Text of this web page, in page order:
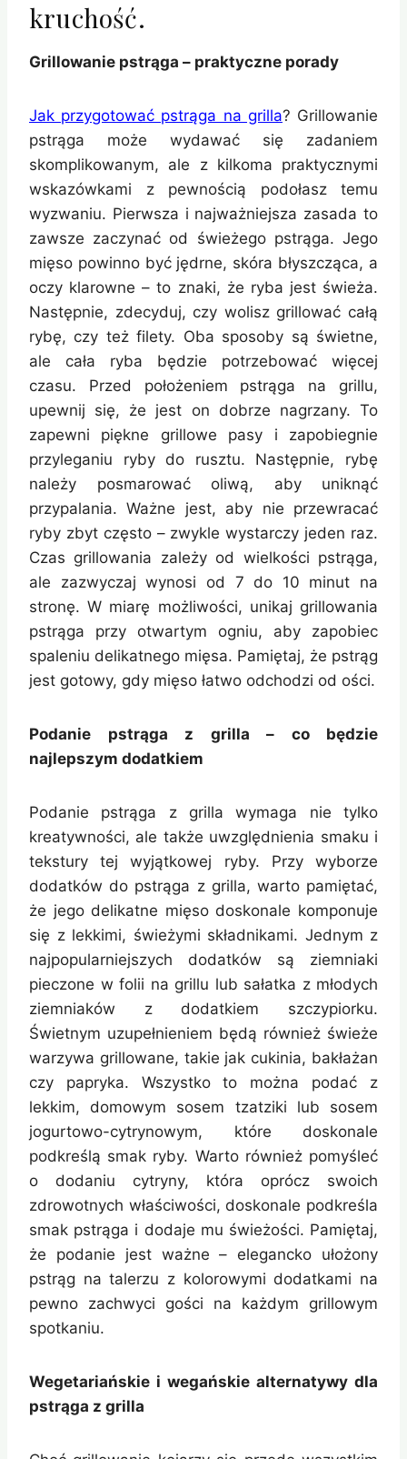
kruchość.
Grillowanie pstrąga – praktyczne porady
Jak przygotować pstrąga na grilla? Grillowanie
pstrąga może wydawać się zadaniem
skomplikowanym, ale z kilkoma praktycznymi
wskazówkami z pewnością podołasz temu
wyzwaniu. Pierwsza i najważniejsza zasada to
zawsze zaczynać od świeżego pstrąga. Jego
mięso powinno być jędrne, skóra błyszcząca, a
oczy klarowne – to znaki, że ryba jest świeża.
Następnie, zdecyduj, czy wolisz grillować całą
rybę, czy też filety. Oba sposoby są świetne,
ale cała ryba będzie potrzebować więcej
czasu. Przed położeniem pstrąga na grillu,
upewnij się, że jest on dobrze nagrzany. To
zapewni piękne grillowe pasy i zapobiegnie
przyleganiu ryby do rusztu. Następnie, rybę
należy posmarować oliwą, aby uniknąć
przypalania. Ważne jest, aby nie przewracać
ryby zbyt często – zwykle wystarczy jeden raz.
Czas grillowania zależy od wielkości pstrąga,
ale zazwyczaj wynosi od 7 do 10 minut na
stronę. W miarę możliwości, unikaj grillowania
pstrąga przy otwartym ogniu, aby zapobiec
spaleniu delikatnego mięsa. Pamiętaj, że pstrąg
jest gotowy, gdy mięso łatwo odchodzi od ości.
Podanie pstrąga z grilla – co będzie
najlepszym dodatkiem
Podanie pstrąga z grilla wymaga nie tylko
kreatywności, ale także uwzględnienia smaku i
tekstury tej wyjątkowej ryby. Przy wyborze
dodatków do pstrąga z grilla, warto pamiętać,
że jego delikatne mięso doskonale komponuje
się z lekkimi, świeżymi składnikami. Jednym z
najpopularniejszych dodatków są ziemniaki
pieczone w folii na grillu lub sałatka z młodych
ziemniaków z dodatkiem szczypiorku.
Świetnym uzupełnieniem będą również świeże
warzywa grillowane, takie jak cukinia, bakłażan
czy papryka. Wszystko to można podać z
lekkim, domowym sosem tzatziki lub sosem
jogurtowo-cytrynowym, które doskonale
podkreślą smak ryby. Warto również pomyśleć
o dodaniu cytryny, która oprócz swoich
zdrowotnych właściwości, doskonale podkreśla
smak pstrąga i dodaje mu świeżości. Pamiętaj,
że podanie jest ważne – elegancko ułożony
pstrąg na talerzu z kolorowymi dodatkami na
pewno zachwyci gości na każdym grillowym
spotkaniu.
Wegetariańskie i wegańskie alternatywy dla
pstrąga z grilla